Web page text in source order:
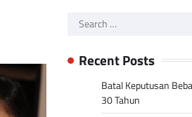
Search
Recent Posts
Batal Keputusan
30 Tahun